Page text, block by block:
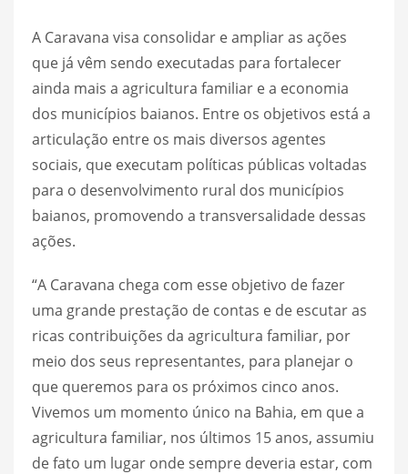
A Caravana visa consolidar e ampliar as ações
que já vêm sendo executadas para fortalecer
ainda mais a agricultura familiar e a economia
dos municípios baianos. Entre os objetivos está a
articulação entre os mais diversos agentes
sociais, que executam políticas públicas voltadas
para o desenvolvimento rural dos municípios
baianos, promovendo a transversalidade dessas
ações.
“A Caravana chega com esse objetivo de fazer
uma grande prestação de contas e de escutar as
ricas contribuições da agricultura familiar, por
meio dos seus representantes, para planejar o
que queremos para os próximos cinco anos.
Vivemos um momento único na Bahia, em que a
agricultura familiar, nos últimos 15 anos, assumiu
de fato um lugar onde sempre deveria estar, com